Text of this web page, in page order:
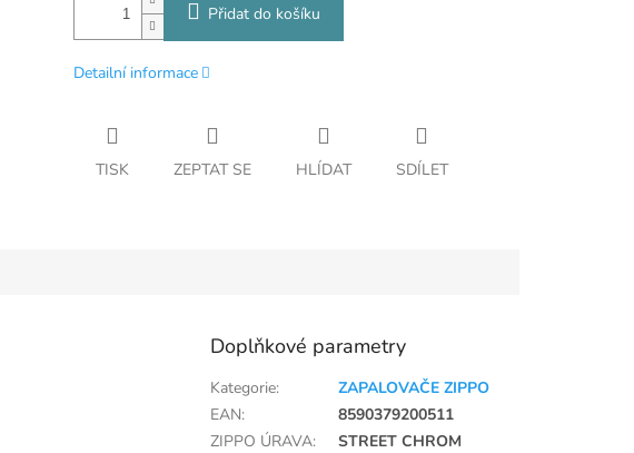
Přidat do košíku
Detailní informace
TISK ZEPTAT SE HLÍDAT SDÍLET
Doplňkové parametry
Kategorie:
ZAPALOVAČE ZIPPO
EAN:
8590379200511
ZIPPO ÚRAVA:
STREET CHROM